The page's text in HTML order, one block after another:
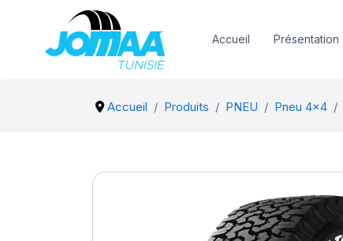
Accueil Présentation
Accueil Produits PNEU Pneu 4x4